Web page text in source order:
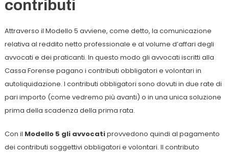
contributi
Attraverso il Modello 5 avviene, come detto, la comunicazione
relativa al reddito netto professionale e al volume d’affari degli
avvocati e dei praticanti. In questo modo gli avvocati iscritti alla
Cassa Forense pagano i contributi obbligatori e volontari in
autoliquidazione. I contributi obbligatori sono dovuti in due rate di
pari importo (come vedremo più avanti) o in una unica soluzione
prima della scadenza della prima rata.
Con il Modello 5 gli avvocatiprovvedono quindi al pagamento
dei contributi soggettivi obbligatori e volontari. Il contributo